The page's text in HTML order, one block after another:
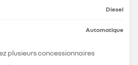
Diesel
Automatique
plusieurs concessionnaires